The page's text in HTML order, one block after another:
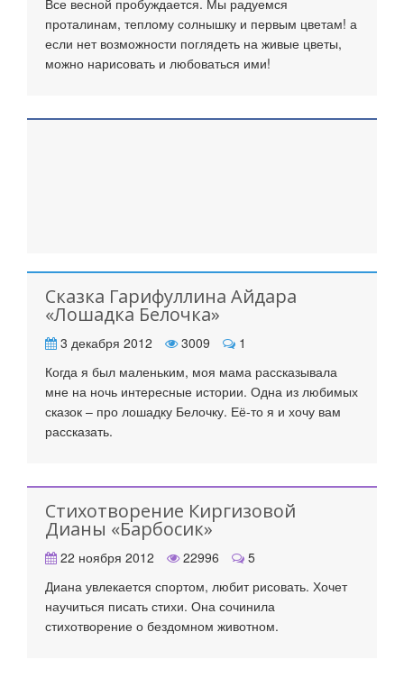
Все весной пробуждается. Мы радуемся
проталинам, теплому солнышку и первым цветам! а
если нет возможности поглядеть на живые цветы,
можно нарисовать и любоваться ими!
Сказка Гарифуллина Айдара
«Лошадка Белочка»
3 декабря 2012 3009
1
Когда я был маленьким, моя мама рассказывала
мне на ночь интересные истории. Одна из любимых
сказок – про лошадку Белочку. Её-то я и хочу вам
рассказать.
Стихотворение Киргизовой
Дианы «Барбосик»
22 ноября 2012 22996
5
Диана увлекается спортом, любит рисовать. Хочет
научиться писать стихи. Она сочинила
стихотворение о бездомном животном.